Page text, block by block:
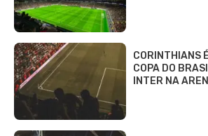
CORINTHIANS
COPA DO
INTER NA